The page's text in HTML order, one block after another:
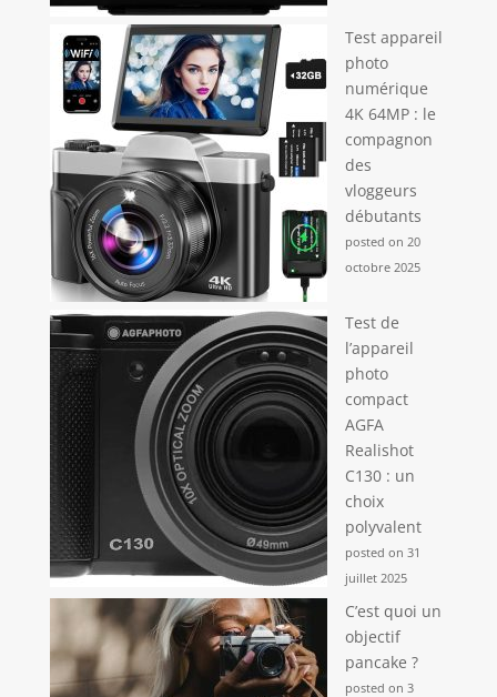
Test appareil
photo
numérique
4K 64MP : le
compagnon
des
vloggeurs
débutants
posted on 20
octobre 2025
Test de
l’appareil
photo
compact
AGFA
Realishot
C130 : un
choix
polyvalent
posted on 31
juillet 2025
C’est quoi un
objectif
pancake ?
posted on 3